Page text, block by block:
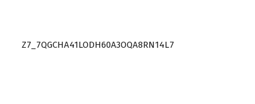
Z7_7QGCHA41LODH60A3OQA8RN14L7